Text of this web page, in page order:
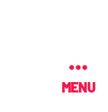
MENU